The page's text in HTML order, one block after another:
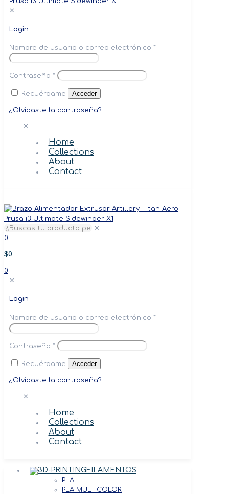
✕
Login
Nombre de usuario o correo electrónico *
Contraseña *
Recuérdame Acceder
¿Olvidaste la contraseña?
✕
Home
Collections
About
Contact
✕
0
$0
0
✕
Login
Nombre de usuario o correo electrónico *
Contraseña *
Recuérdame Acceder
¿Olvidaste la contraseña?
✕
Home
Collections
About
Contact
FILAMENTOS
PLA
PLA MULTICOLOR